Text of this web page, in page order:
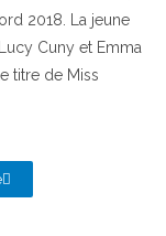
2018. La jeune
Cuny et Emma
titre de Miss